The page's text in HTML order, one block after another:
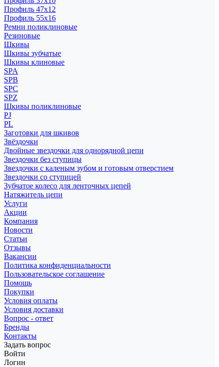
Профиль 47x12
Профиль 55x16
Ремни поликлиновые
Резиновые
Шкивы
Шкивы зубчатые
Шкивы клиновые
SPA
SPB
SPC
SPZ
Шкивы поликлиновые
PJ
PL
Заготовки для шкивов
Звёздочки
Двойные звездочки для однорядной цепи
Звездочки без ступицы
Звездочки с каленым зубом и готовым отверстием
Звездочки со ступицей
Зубчатое колесо для ленточных цепей
Натяжитель цепи
Услуги
Акции
Компания
Новости
Статьи
Отзывы
Вакансии
Политика конфиденциальности
Пользовательское соглашение
Помощь
Покупки
Условия оплаты
Условия доставки
Вопрос - ответ
Бренды
Контакты
Задать вопрос
Войти
Логин